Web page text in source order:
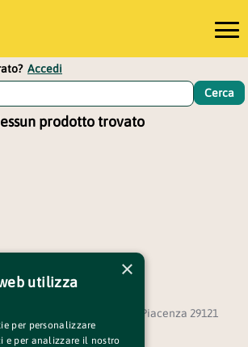
Accedi
prodotto trovato
- Via Serravalle Libarna, 5 Piacenza 29121
×
utilizza
per personalizzare
e per analizzare il nostro